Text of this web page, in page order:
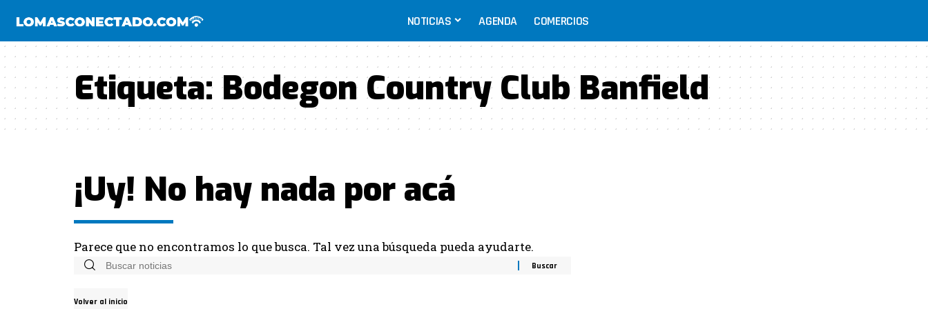
NOTICIAS AGENDA COMERCIOS
Etiqueta: Bodegon Country Club Banfield
¡Uy! No hay nada por acá
Parece que no encontramos lo que busca. Tal vez una búsqueda pueda ayudarte.
Volver al inicio